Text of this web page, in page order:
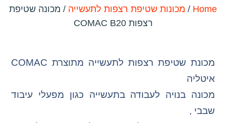
Home
/ מכונות שטיפת רצפות לתעשייה / מכונה שטיפת
רצפות COMAC B20
מכונת שטיפת רצפות לתעשייה מתוצרת COMAC
איטליה
מכונה בנויה לעבודה בתעשייה כגון מפעלי עיבוד
שבבי ,